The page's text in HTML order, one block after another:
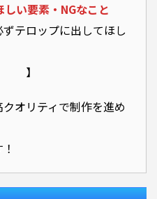
い要素・NGなこと
ずテロップに出してほし
】
オリティで制作を進め